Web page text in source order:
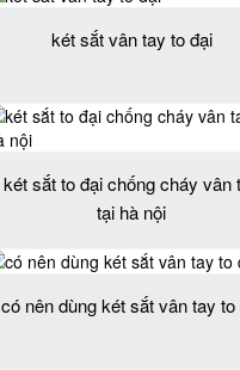
két sắt vân tay to đại
két sắt to đại chống cháy vân
tại hà nội
có nên dùng két sắt vân tay to